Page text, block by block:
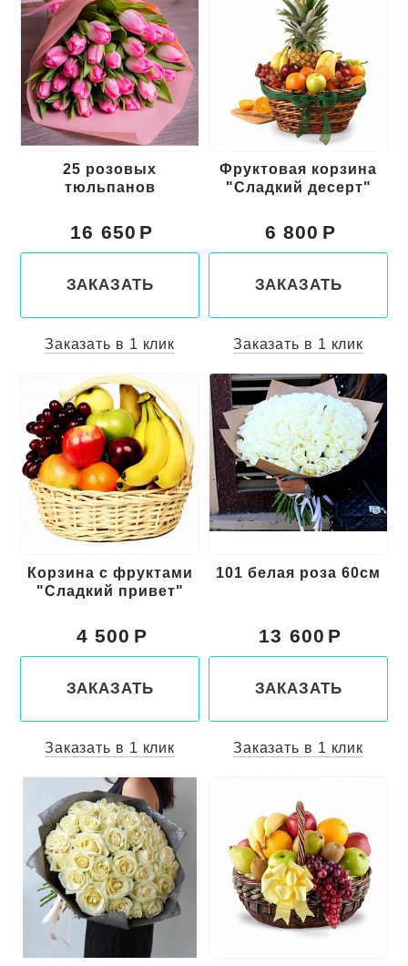
25 розовых
тюльпанов
16 650
ЗАКАЗАТЬ
Заказать в 1 клик
Фруктовая корзина
"Сладкий десерт"
6 800
ЗАКАЗАТЬ
Заказать в 1 клик
Корзина с фруктами
"Сладкий привет"
4 500
ЗАКАЗАТЬ
Заказать в 1 клик
101 белая роза 60см
13 600
ЗАКАЗАТЬ
Заказать в 1 клик